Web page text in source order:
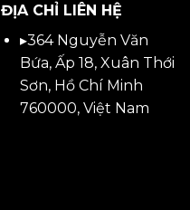
ĐỊA CHỈ LIÊN HỆ
▸364 Nguyễn Văn
Bứa, Ấp 18, Xuân Thới
Sơn, Hồ Chí Minh
760000, Việt Nam